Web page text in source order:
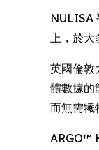
NULISA
上，於大
英國倫
體數據的
而無需犧
ARGO™